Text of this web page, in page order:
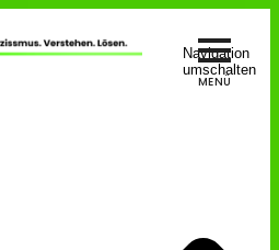
Navigation
umschalten